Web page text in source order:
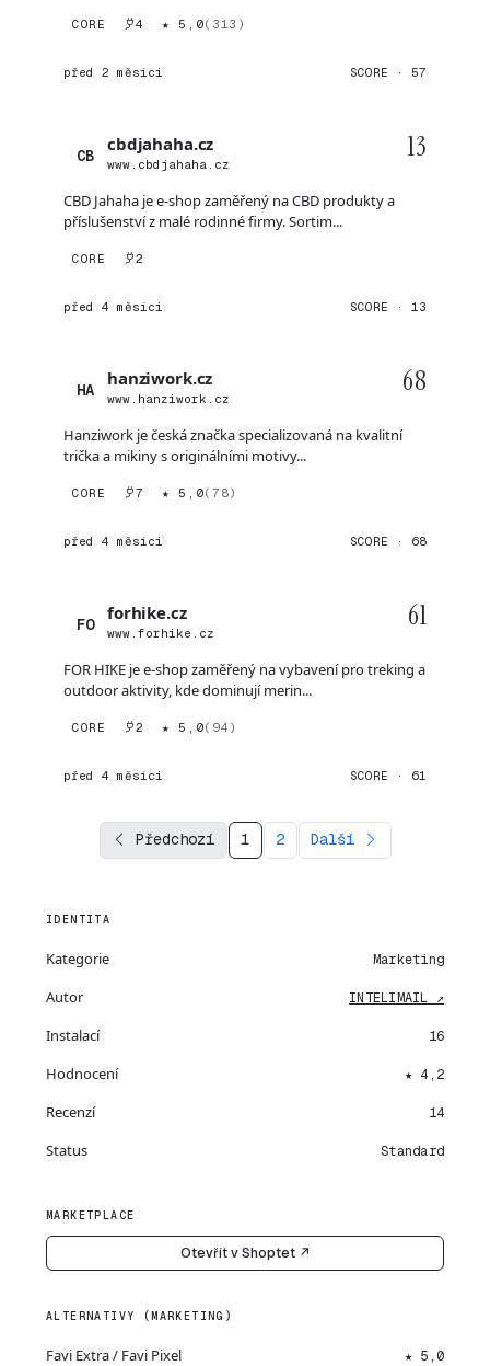
CORE 4 ★ 5,0(313)
před 2 měsíci SCORE · 57
CB
cbdjahaha.cz
www.cbdjahaha.cz
13
CBD Jahaha je e-shop zaměřený na CBD produkty a
příslušenství z malé rodinné firmy. Sortim...
CORE 2
před 4 měsíci SCORE · 13
HA
hanziwork.cz
www.hanziwork.cz
68
Hanziwork je česká značka specializovaná na kvalitní
trička a mikiny s originálními motivy...
CORE 7 ★ 5,0(78)
před 4 měsíci SCORE · 68
FO
forhike.cz
www.forhike.cz
61
FOR HIKE je e-shop zaměřený na vybavení pro treking a
outdoor aktivity, kde dominují merin...
CORE 2 ★ 5,0(94)
před 4 měsíci SCORE · 61
Předchozí 1 2 Další
IDENTITA
Kategorie Marketing
Autor INTELIMAIL ↗
Instalací 16
Hodnocení ★ 4,2
Recenzí 14
Status Standard
MARKETPLACE
Otevřít v Shoptet ↗
ALTERNATIVY (MARKETING)
Favi Extra / Favi Pixel ★ 5,0